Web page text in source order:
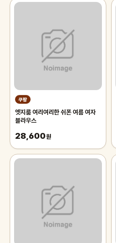
쿠팡
엣지룸 여리여리한 쉬폰 여름 여자
블라우스
28,600원